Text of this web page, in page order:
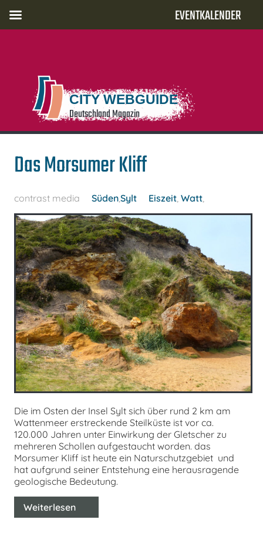
CITY WEBGUIDE
Deutschland Magazin
Das Morsumer Kliff
contrast media Süden,Sylt Eiszeit, Watt,
Die im Osten der Insel Sylt sich über rund 2 km am
Wattenmeer erstreckende Steilküste ist vor ca.
120.000 Jahren unter Einwirkung der Gletscher zu
mehreren Schollen aufgestaucht worden. das
Morsumer Kliff ist heute ein Naturschutzgebiet und
hat aufgrund seiner Entstehung eine herausragende
geologische Bedeutung.
Weiterlesen
EVENTKALENDER